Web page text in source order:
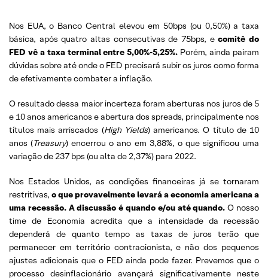
Nos EUA, o Banco Central elevou em 50bps (ou 0,50%) a taxa
básica, após quatro altas consecutivas de 75bps, ecomitê do
FED vê a taxa terminal entre 5,00%-5,25%. Porém, ainda pairam
dúvidas sobre até onde o FED precisará subir os juros como forma
de efetivamente combater a inflação.
O resultado dessa maior incerteza foram aberturas nos juros de 5
e 10 anos americanos e abertura dos spreads, principalmente nos
títulos mais arriscados (High Yields) americanos. O título de 10
anos (Treasury) encerrou o ano em 3,88%, o que significou uma
variação de 237 bps (ou alta de 2,37%) para 2022.
Nos Estados Unidos, as condições financeiras já se tornaram
restritivas, o que provavelmente levará a economia americana a
uma recessão. A discussão é quando e/ou até quando. O nosso
time de Economia acredita que a intensidade da recessão
dependerá de quanto tempo as taxas de juros terão que
permanecer em território contracionista, e não dos pequenos
ajustes adicionais que o FED ainda pode fazer. Prevemos que o
processo desinflacionário avançará significativamente neste